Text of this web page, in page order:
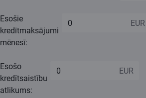
Esošie
kredītmaksājumi
mēnesī:
Esošo
kredītsaistību
atlikums: